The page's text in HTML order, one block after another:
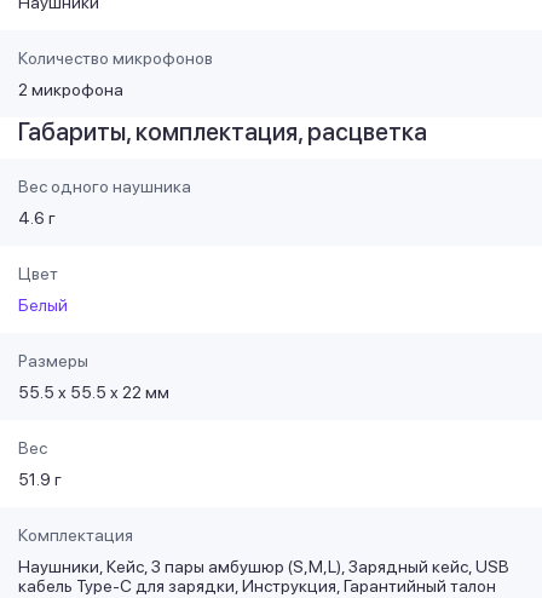
Количество микрофонов
2 микрофона
Габариты, комплектация, расцветка
Вес одного наушника
4.6 г
Цвет
Белый
Размеры
55.5 x 55.5 x 22 мм
Вес
51.9 г
Комплектация
Наушники, Кейс, 3 пары амбушюр (S,M,L), Зарядный кейс, USB
кабель Type-C для зарядки, Инструкция, Гарантийный талон